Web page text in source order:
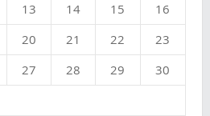
13 14 15
16
20 21 22
23
27 28 29
30